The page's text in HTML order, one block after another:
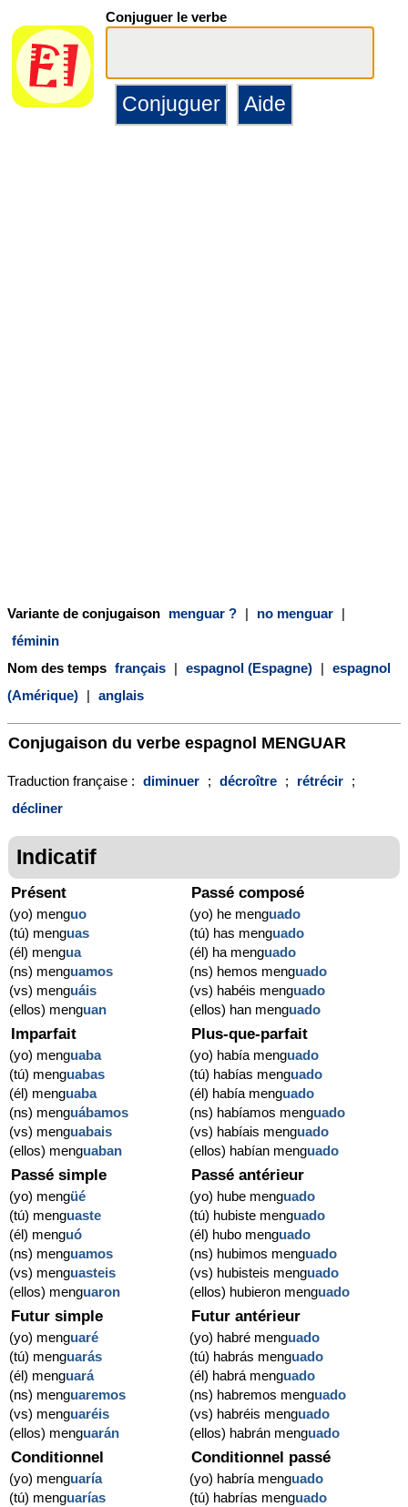
Conjuguer le verbe
Variante de conjugaison menguar ? | no menguar |
féminin
Nom des temps français | espagnol (Espagne) | espagnol
(Amérique) | anglais
Conjugaison du verbe espagnol MENGUAR
Traduction française : diminuer ; décroître ; rétrécir ;
décliner
Indicatif
Présent
(yo) menguo
(tú) menguas
(él) mengua
(ns) menguamos
(vs) menguáis
(ellos) menguan
Passé composé
(yo) he menguado
(tú) has menguado
(él) ha menguado
(ns) hemos menguado
(vs) habéis menguado
(ellos) han menguado
Imparfait
(yo) menguaba
(tú) menguabas
(él) menguaba
(ns) menguábamos
(vs) menguabais
(ellos) menguaban
Plus-que-parfait
(yo) había menguado
(tú) habías menguado
(él) había menguado
(ns) habíamos menguado
(vs) habíais menguado
(ellos) habían menguado
Passé simple
(yo) mengüé
(tú) menguaste
(él) menguó
(ns) menguamos
(vs) menguasteis
(ellos) menguaron
Passé antérieur
(yo) hube menguado
(tú) hubiste menguado
(él) hubo menguado
(ns) hubimos menguado
(vs) hubisteis menguado
(ellos) hubieron menguado
Futur simple
(yo) menguaré
(tú) menguarás
(él) menguará
(ns) menguaremos
(vs) menguaréis
(ellos) menguarán
Futur antérieur
(yo) habré menguado
(tú) habrás menguado
(él) habrá menguado
(ns) habremos menguado
(vs) habréis menguado
(ellos) habrán menguado
Conditionnel
(yo) menguaría
(tú) menguarías
Conditionnel passé
(yo) habría menguado
(tú) habrías menguado